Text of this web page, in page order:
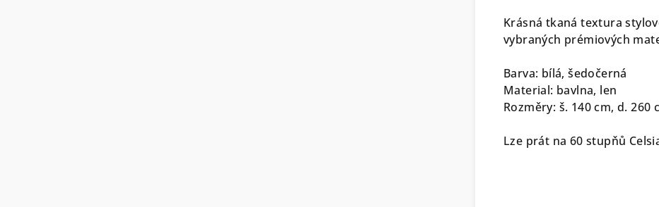
Krásná tkaná textura
vybraných prémiových
Barva: bílá, šedočerná
Material: bavlna, len
Rozměry: š. 140 cm, d. 260
Lze prát na 60 stupňů